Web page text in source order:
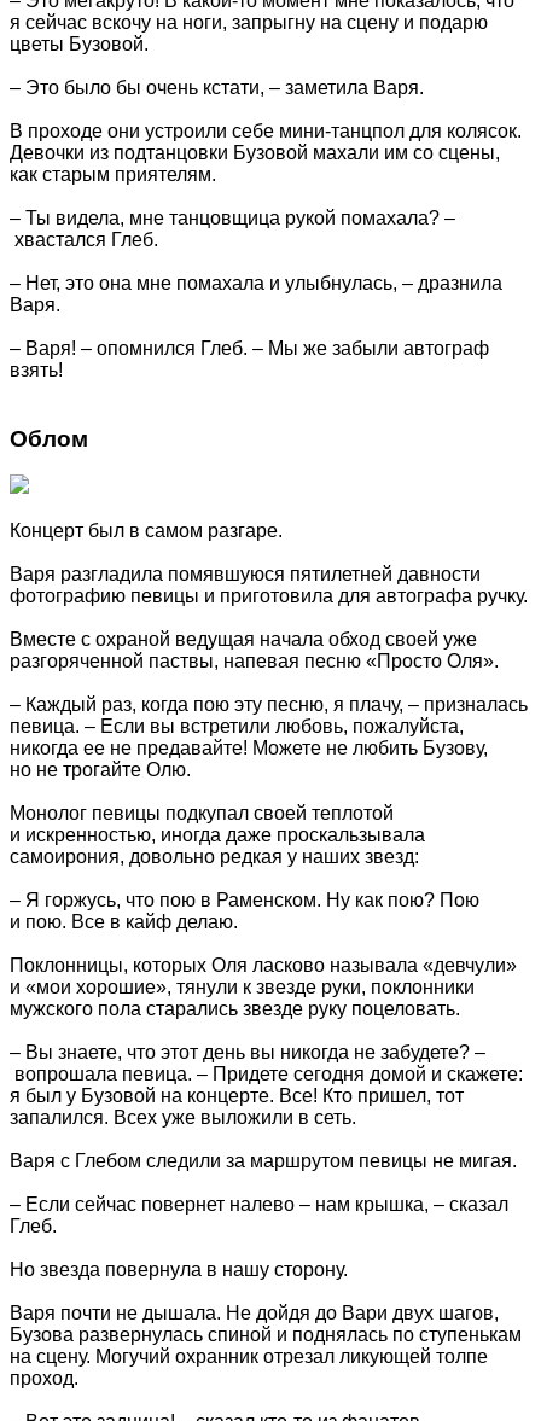
я сейчас вскочу на ноги, запрыгну на сцену и подарю
цветы Бузовой.
– Это было бы очень кстати, – заметила Варя.
В проходе они устроили себе мини-танцпол для колясок.
Девочки из подтанцовки Бузовой махали им со сцены,
как старым приятелям.
– Ты видела, мне танцовщица рукой помахала? –
хвастался Глеб.
– Нет, это она мне помахала и улыбнулась, – дразнила
Варя.
– Варя! – опомнился Глеб. – Мы же забыли автограф
взять!
Облом
Концерт был в самом разгаре.
Варя разгладила помявшуюся пятилетней давности
фотографию певицы и приготовила для автографа ручку.
Вместе с охраной ведущая начала обход своей уже
разгоряченной паствы, напевая песню «Просто Оля».
– Каждый раз, когда пою эту песню, я плачу, – призналась
певица. – Если вы встретили любовь, пожалуйста,
никогда ее не предавайте! Можете не любить Бузову,
но не трогайте Олю.
Монолог певицы подкупал своей теплотой
и искренностью, иногда даже проскальзывала
самоирония, довольно редкая у наших звезд:
– Я горжусь, что пою в Раменском. Ну как пою? Пою
и пою. Все в кайф делаю.
Поклонницы, которых Оля ласково называла «девчули»
и «мои хорошие», тянули к звезде руки, поклонники
мужского пола старались звезде руку поцеловать.
– Вы знаете, что этот день вы никогда не забудете? –
вопрошала певица. – Придете сегодня домой и скажете:
я был у Бузовой на концерте. Все! Кто пришел, тот
запалился. Всех уже выложили в сеть.
Варя с Глебом следили за маршрутом певицы не мигая.
– Если сейчас повернет налево – нам крышка, – сказал
Глеб.
Но звезда повернула в нашу сторону.
Варя почти не дышала. Не дойдя до Вари двух шагов,
Бузова развернулась спиной и поднялась по ступенькам
на сцену. Могучий охранник отрезал ликующей толпе
проход.